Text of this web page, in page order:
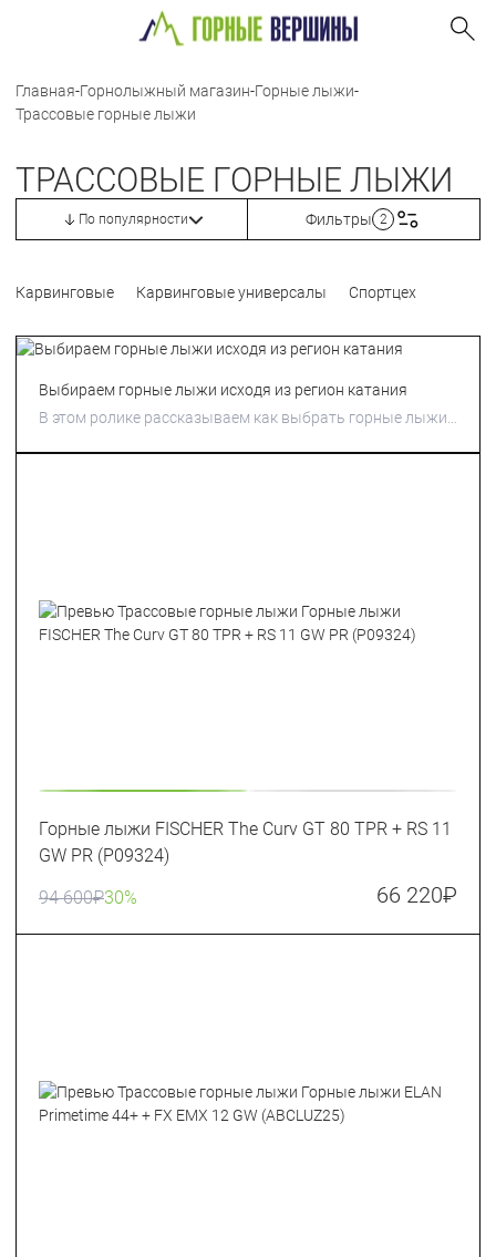
Главная-Горнолыжный магазин-Горные лыжи-
Трассовые горные лыжи
ТРАССОВЫЕ ГОРНЫЕ ЛЫЖИ
По популярности Фильтры 2
Карвинговые Карвинговые универсалы Спортцех
Выбираем горные лыжи исходя из регион катания
В этом ролике рассказываем как выбрать горные лыжи
Горные лыжи FISCHER The Curv GT 80 TPR + RS 11
GW PR (P09324)
94 600₽30% 66 220₽